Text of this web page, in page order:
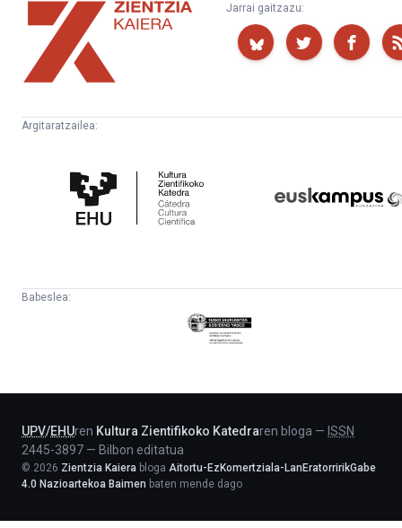
Kaiera
Jarrai gaitzazu:
Argitaratzailea:
Zientifikoko
Katedra
Babeslea:
Eusko
Jaurlaritza
UPV/EHUren Kultura Zientifikoko Katedraren bloga — ISSN
2445-3897 — Bilbon editatua
© 2026 Zientzia Kaiera bloga Aitortu-EzKomertziala-LanEratorririkGabe
4.0 Nazioartekoa Baimen baten mende dago